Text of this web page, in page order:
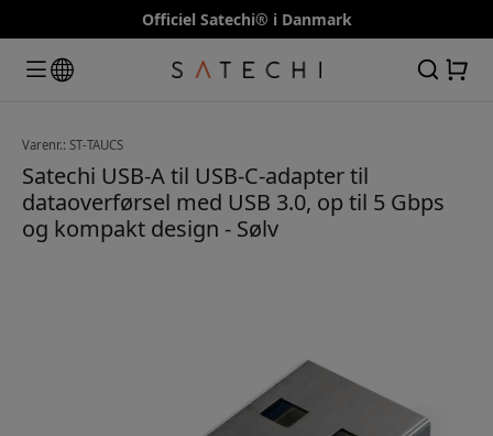
Officiel Satechi® i Danmark
Varenr.: ST-TAUCS
Satechi USB-A til USB-C-adapter til
dataoverførsel med USB 3.0, op til 5 Gbps
og kompakt design - Sølv